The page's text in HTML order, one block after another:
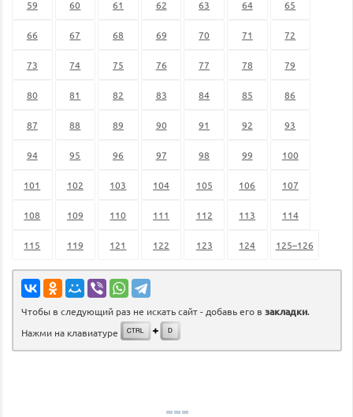
59 60 61 62 63 64 65
66 67 68 69 70 71 72
73 74 75 76 77 78 79
80 81 82 83 84 85 86
87 88 89 90 91 92 93
94 95 96 97 98 99 100
101 102 103 104 105 106 107
108 109 110 111 112 113 114
115 119 121 122 123 124 125–126
Чтобы в следующий раз не искать сайт - добавь его в закладки.
Нажми на клавиатуре